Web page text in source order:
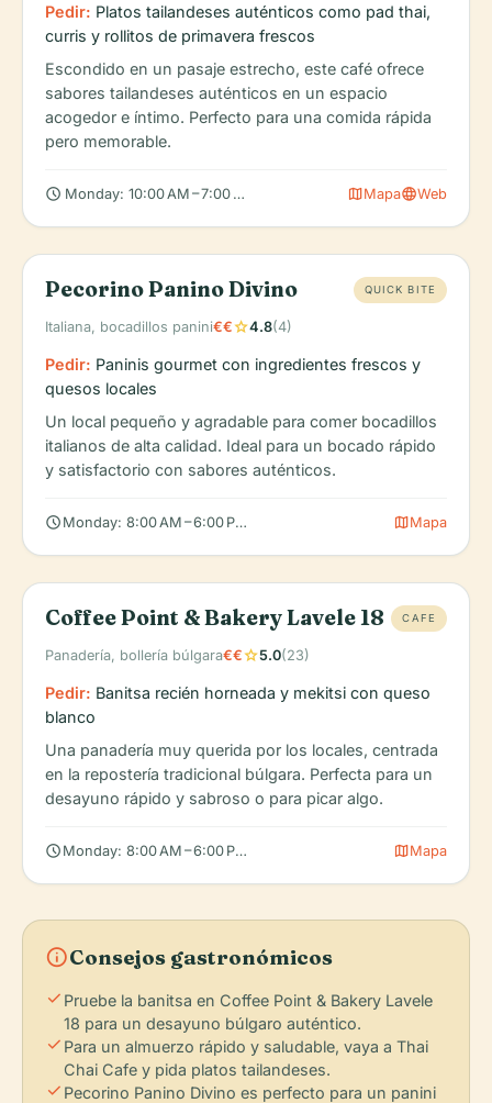
Pedir: Platos tailandeses auténticos como pad thai,
curris y rollitos de primavera frescos
Escondido en un pasaje estrecho, este café ofrece
sabores tailandeses auténticos en un espacio
acogedor e íntimo. Perfecto para una comida rápida
pero memorable.
schedule Monday: 10:00 AM – 7:00 PM, Tuesday: 10:00 AM – 7:00 PM,
mapMapalanguageWeb
Pecorino Panino Divino QUICK BITE
Italiana, bocadillos panini€€star4.8(4)
Pedir: Paninis gourmet con ingredientes frescos y
quesos locales
Un local pequeño y agradable para comer bocadillos
italianos de alta calidad. Ideal para un bocado rápido
y satisfactorio con sabores auténticos.
schedule Monday: 8:00 AM – 6:00 PM, Tuesday: 8:00 AM – 6:00 PM,
mapMapa
Coffee Point & Bakery Lavele 18 CAFE
Panadería, bollería búlgara€€star5.0(23)
Pedir: Banitsa recién horneada y mekitsi con queso
blanco
Una panadería muy querida por los locales, centrada
en la repostería tradicional búlgara. Perfecta para un
desayuno rápido y sabroso o para picar algo.
schedule Monday: 8:00 AM – 6:00 PM, Tuesday: 8:00 AM – 6:00 PM,
mapMapa
infoConsejos gastronómicos
check Pruebe la banitsa en Coffee Point & Bakery Lavele
18 para un desayuno búlgaro auténtico.
check Para un almuerzo rápido y saludable, vaya a Thai
Chai Cafe y pida platos tailandeses.
check Pecorino Panino Divino es perfecto para un panini